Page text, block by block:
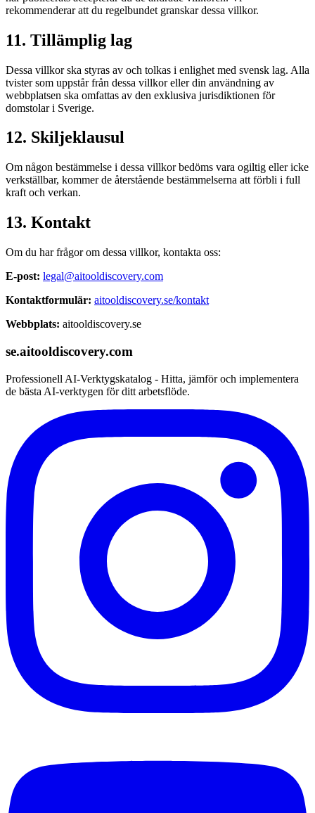
rekommenderar att du regelbundet granskar dessa villkor.
11. Tillämplig lag
Dessa villkor ska styras av och tolkas i enlighet med svensk lag. Alla
tvister som uppstår från dessa villkor eller din användning av
webbplatsen ska omfattas av den exklusiva jurisdiktionen för
domstolar i Sverige.
12. Skiljeklausul
Om någon bestämmelse i dessa villkor bedöms vara ogiltig eller icke
verkställbar, kommer de återstående bestämmelserna att förbli i full
kraft och verkan.
13. Kontakt
Om du har frågor om dessa villkor, kontakta oss:
E-post: legal@aitooldiscovery.com
Kontaktformulär: aitooldiscovery.se/kontakt
Webbplats: aitooldiscovery.se
se.aitooldiscovery.com
Professionell AI-Verktygskatalog - Hitta, jämför och implementera
de bästa AI-verktygen för ditt arbetsflöde.